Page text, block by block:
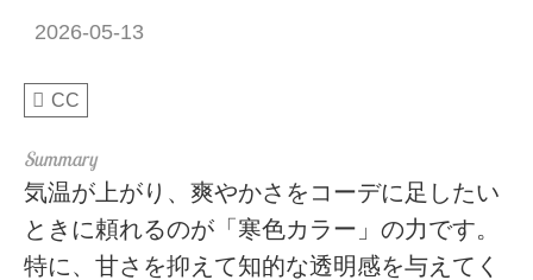
2026-05-13
CC
気温が上がり、爽やかさをコーデに足したい
ときに頼れるのが「寒色カラー」の力です。
特に、甘さを抑えて知的な透明感を与えてく